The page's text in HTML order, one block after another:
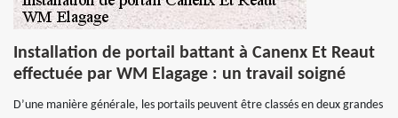
Installation de portail battant à Canenx Et Reaut
effectuée par WM Elagage : un travail soigné
D’une manière générale, les portails peuvent être classés en deux grandes